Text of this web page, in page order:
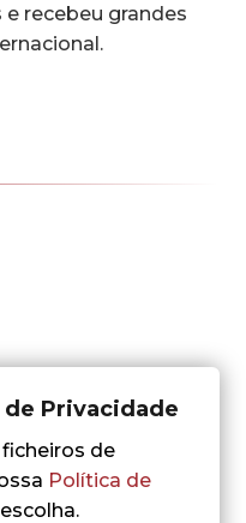
recebeu grandes
Privacidade
de
Política de